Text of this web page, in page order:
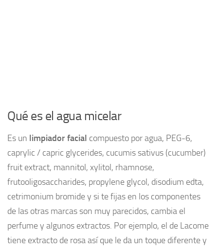
Qué es el agua micelar
Es un limpiador facial compuesto por agua, PEG-6,
caprylic / capric glycerides, cucumis sativus (cucumber)
fruit extract, mannitol, xylitol, rhamnose,
frutooligosaccharides, propylene glycol, disodium edta,
cetrimonium bromide y si te fijas en los componentes
de las otras marcas son muy parecidos, cambia el
perfume y algunos extractos. Por ejemplo, el de Lacome
tiene extracto de rosa así que le da un toque diferente y